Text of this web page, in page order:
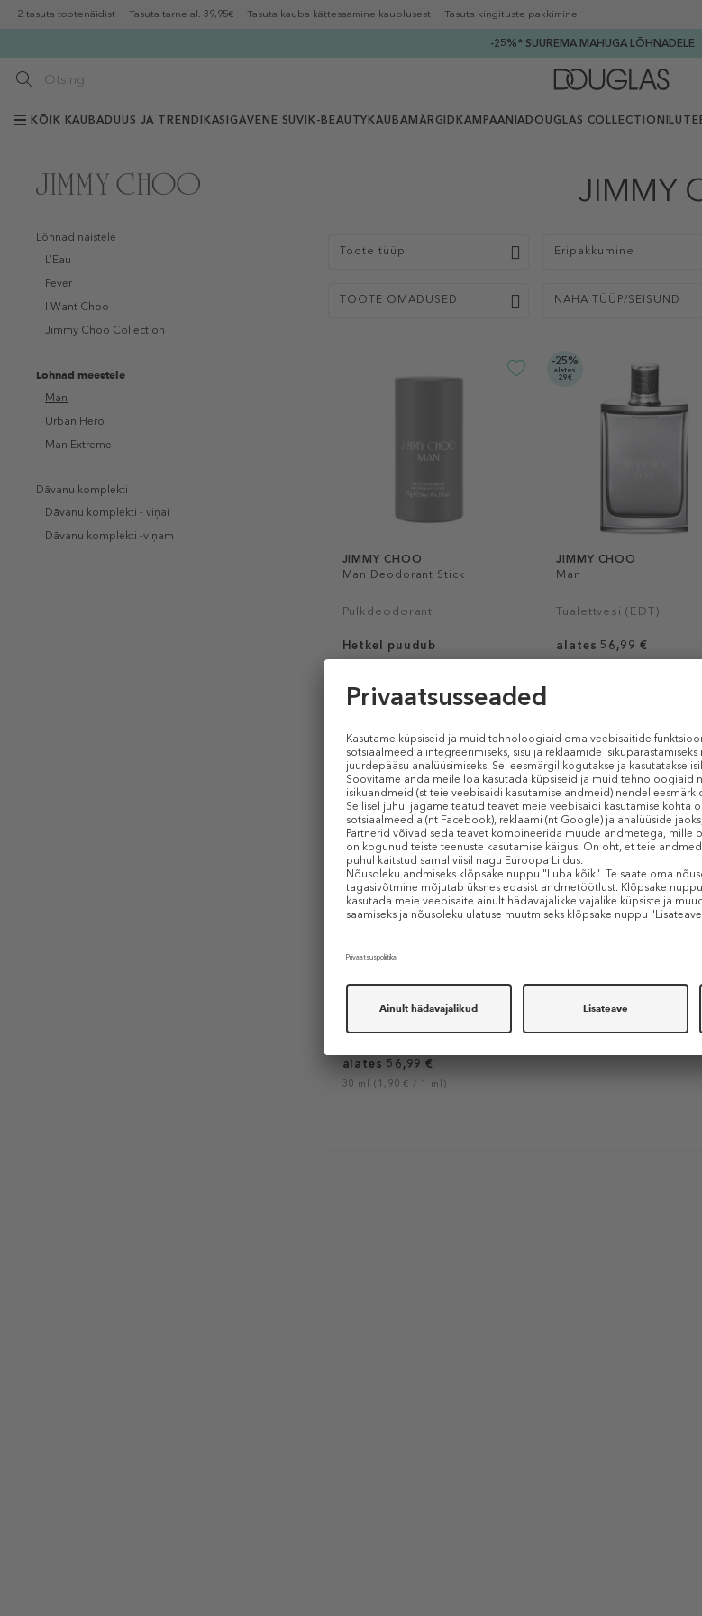
2 tasuta tootenäidist Tasuta tarne al. 39,95€ Tasuta kauba kättesaamine kauplusest Tasuta kingituste pakkimine
-25%* SUUREMA MAHUGA LÕHNADELE
KÕIK KAUBADUUS JA TRENDIKAS IGAVENE SUVI K-BEAUTY KAUBAMÄRGID KAMPAANIADOUGLAS COLLECTION
Lõhnad naistele
L’Eau
Fever
I Want Choo
Jimmy Choo Collection
Lõhnad meestele
Man
Urban Hero
Man Extreme
Dāvanu komplekti
Dāvanu komplekti - viņai
Dāvanu komplekti -viņam
JIMMY
Toote tüüp Eripakkumine
TOOTE OMADUSED NAHA TÜÜP/SEISUND
JIMMY CHOO
Man Deodorant Stick
Pulkdeodorant
Hetkel puudub
-25%
alates
29€
JIMMY CHOO
Man
Tualettvesi (EDT)
alates 56,99 €
Tualettvesi (EDT)
alates 56,99 €
30 ml (1,90 € / 1 ml)